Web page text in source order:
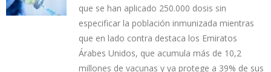
que se han aplicado 250.000 dosis sin
especificar la población inmunizada mientras
que en lado contra destaca los Emiratos
Árabes Unidos, que acumula más de 10,2
millones de vacunas y ya protege a 39% de sus